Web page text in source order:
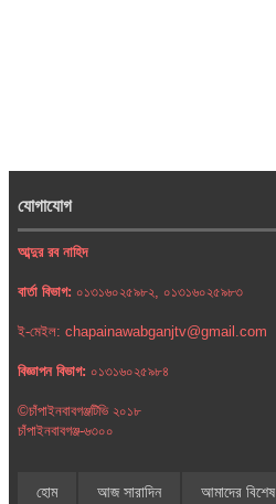
যোগাযোগ
আব্দুর রব নাহিদ
বার্তা বিভাগ: ০১৩১৬০২৫৯৮২, ০১৩১৬০২৫৯৮৩
ই-মেইল: chapainawabganjtv@gmail.com
বিজ্ঞাপন বিভাগ: ০১৩১৬০২৫৯৮৪
©চাঁপাইনবাবগঞ্জটিভি ২০১৮
চাঁপাইনবাবগঞ্জ-৬৩০০
হোম আজ সারাদিন আমাদের বিশেষ